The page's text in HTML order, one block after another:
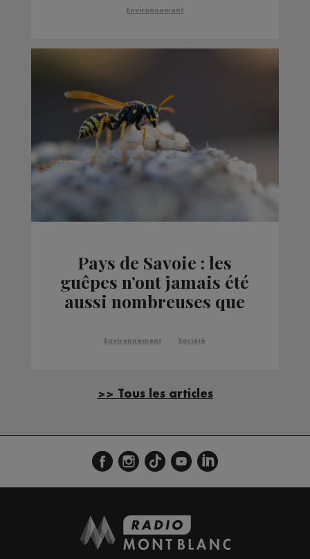
Environnement
Pays de Savoie : les
guêpes n’ont jamais été
aussi nombreuses que
Environnement Société
>> Tous les articles